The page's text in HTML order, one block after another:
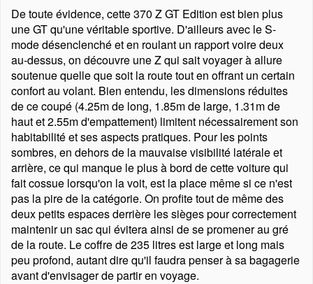
De toute évidence, cette 370 Z GT Edition est bien plus
une GT qu'une véritable sportive. D'ailleurs avec le S-
mode désenclenché et en roulant un rapport voire deux
au-dessus, on découvre une Z qui sait voyager à allure
soutenue quelle que soit la route tout en offrant un certain
confort au volant. Bien entendu, les dimensions réduites
de ce coupé (4.25m de long, 1.85m de large, 1.31m de
haut et 2.55m d'empattement) limitent nécessairement son
habitabilité et ses aspects pratiques. Pour les points
sombres, en dehors de la mauvaise visibilité latérale et
arrière, ce qui manque le plus à bord de cette voiture qui
fait cossue lorsqu'on la voit, est la place même si ce n'est
pas la pire de la catégorie. On profite tout de même des
deux petits espaces derrière les sièges pour correctement
maintenir un sac qui évitera ainsi de se promener au gré
de la route. Le coffre de 235 litres est large et long mais
peu profond, autant dire qu'il faudra penser à sa bagagerie
avant d'envisager de partir en voyage.